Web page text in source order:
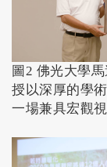
圖2 佛光大學
授以深厚的學
一場兼具宏觀